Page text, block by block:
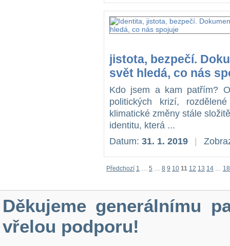
jistota, bezpečí.
svět hledá, co nás
Kdo jsem a kam patřím?
politických krizí,
klimatické změny stále
identitu, která ...
Datum: 31. 1. 2019
Předchozí 1 … 5 … 8 9 10 11 12 13 14 … 18
Děkujeme generálnímu
vřelou podporu!